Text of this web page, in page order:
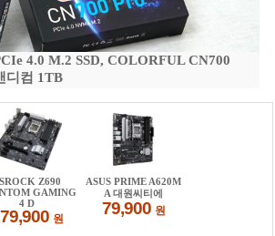
4.0 M.2 SSD, COLORFUL CN700
디컴 1TB